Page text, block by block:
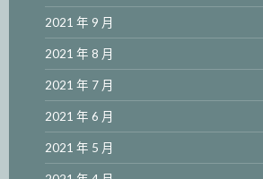
2021 年 9 月
2021 年 8 月
2021 年 7 月
2021 年 6 月
2021 年 5 月